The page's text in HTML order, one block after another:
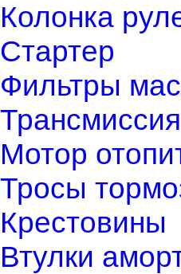
Колонка
Стартер
Фильтры
Мотор
Тросы
Крестовины
Втулки